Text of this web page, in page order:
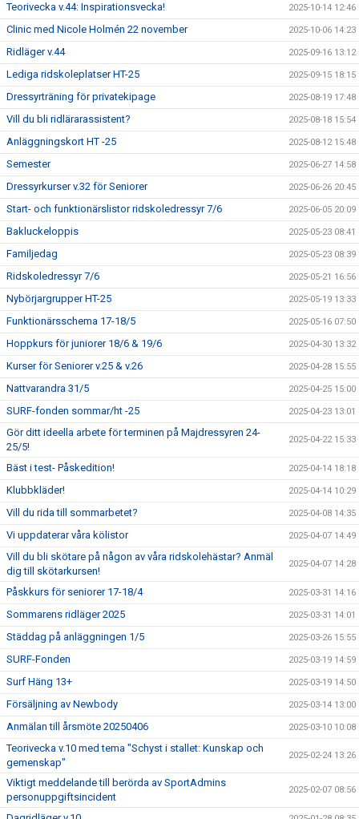
Teorivecka v.44: Inspirationsvecka! 2025-10-14 12:46
Clinic med Nicole Holmén 22 november 2025-10-06 14:23
Ridläger v.44 2025-09-16 13:12
Lediga ridskoleplatser HT-25 2025-09-15 18:15
Dressyrträning för privatekipage 2025-08-19 17:48
Vill du bli ridlärarassistent? 2025-08-18 15:54
Anläggningskort HT -25 2025-08-12 15:48
Semester 2025-06-27 14:58
Dressyrkurser v.32 för Seniorer 2025-06-26 20:45
Start- och funktionärslistor ridskoledressyr 7/6 2025-06-05 20:09
Bakluckeloppis 2025-05-23 08:41
Familjedag 2025-05-23 08:39
Ridskoledressyr 7/6 2025-05-21 16:56
Nybörjargrupper HT-25 2025-05-19 13:33
Funktionärsschema 17-18/5 2025-05-16 07:50
Hoppkurs för juniorer 18/6 & 19/6 2025-04-30 13:32
Kurser för Seniorer v.25 & v.26 2025-04-28 15:55
Nattvarandra 31/5 2025-04-25 15:00
SURF-fonden sommar/ht -25 2025-04-23 13:01
Gör ditt ideella arbete för terminen på Majdressyren 24-
25/5!
2025-04-22 15:33
Bäst i test- Påskedition! 2025-04-14 18:18
Klubbkläder! 2025-04-14 10:29
Vill du rida till sommarbetet? 2025-04-08 14:35
Vi uppdaterar våra kölistor 2025-04-07 14:49
Vill du bli skötare på någon av våra ridskolehästar? Anmäl
dig till skötarkursen!
2025-04-07 14:28
Påskkurs för seniorer 17-18/4 2025-03-31 14:16
Sommarens ridläger 2025 2025-03-31 14:01
Städdag på anläggningen 1/5 2025-03-26 15:55
SURF-Fonden 2025-03-19 14:59
Surf Häng 13+ 2025-03-19 14:50
Försäljning av Newbody 2025-03-14 13:00
Anmälan till årsmöte 20250406 2025-03-10 10:08
Teorivecka v.10 med tema "Schyst i stallet: Kunskap och
gemenskap"
2025-02-24 13:26
Viktigt meddelande till berörda av SportAdmins
personuppgiftsincident
2025-02-07 08:56